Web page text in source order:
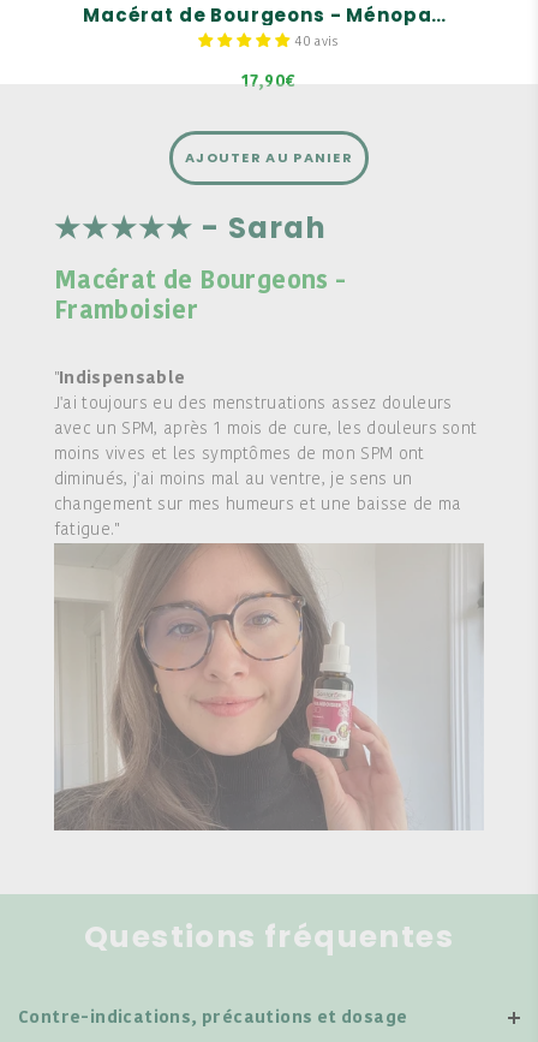
Macérat de Bourgeons - Ménopause Bio
40 avis
17,90€
AJOUTER AU PANIER
★★★★★ - Sarah
Macérat de Bourgeons -
Framboisier
"Indispensable
J'ai toujours eu des menstruations assez douleurs
avec un SPM, après 1 mois de cure, les douleurs sont
moins vives et les symptômes de mon SPM ont
diminués, j'ai moins mal au ventre, je sens un
changement sur mes humeurs et une baisse de ma
fatigue."
Questions fréquentes
Contre-indications, précautions et dosage